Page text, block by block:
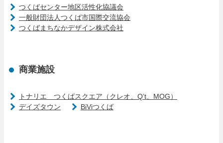
つくばセンター地区活性化協議会
一般財団法人つくば市国際交流協会
つくばまちなかデザイン株式会社
商業施設
トナリエ つくばスクエア（クレオ、Q’t、MOG）
デイズタウン
BiViつくば